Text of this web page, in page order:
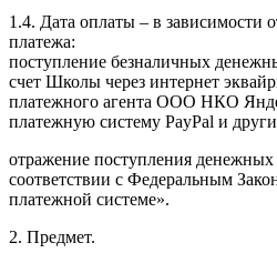
1.4. Дата оплаты – в зависимости
платежа:
поступление безналичных
счет Школы через интернет
платежного агента ООО НКО
платежную систему PayPal и
отражение поступления
соответствии с Федеральным
платежной системе».
2. Предмет.